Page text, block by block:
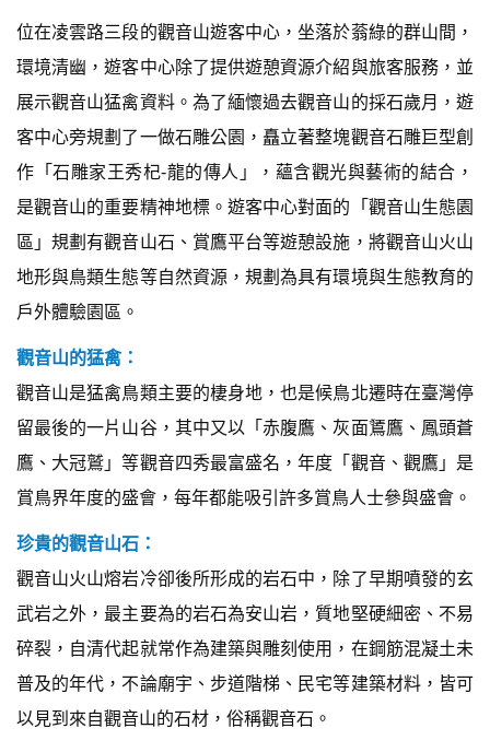
位在凌雲路三段的觀音山遊客中心，坐落於蓊綠的群山間，
環境清幽，遊客中心除了提供遊憩資源介紹與旅客服務，並
展示觀音山猛禽資料。為了緬懷過去觀音山的採石歲月，遊
客中心旁規劃了一做石雕公園，矗立著整塊觀音石雕巨型創
作「石雕家王秀杞-龍的傳人」，蘊含觀光與藝術的結合，
是觀音山的重要精神地標。遊客中心對面的「觀音山生態園
區」規劃有觀音山石、賞鷹平台等遊憩設施，將觀音山火山
地形與鳥類生態等自然資源，規劃為具有環境與生態教育的
戶外體驗園區。
觀音山的猛禽：
觀音山是猛禽鳥類主要的棲身地，也是候鳥北遷時在臺灣停
留最後的一片山谷，其中又以「赤腹鷹、灰面鵟鷹、鳳頭蒼
鷹、大冠鷲」等觀音四秀最富盛名，年度「觀音、觀鷹」是
賞鳥界年度的盛會，每年都能吸引許多賞鳥人士參與盛會。
珍貴的觀音山石：
觀音山火山熔岩冷卻後所形成的岩石中，除了早期噴發的玄
武岩之外，最主要為的岩石為安山岩，質地堅硬細密、不易
碎裂，自清代起就常作為建築與雕刻使用，在鋼筋混凝土未
普及的年代，不論廟宇、步道階梯、民宅等建築材料，皆可
以見到來自觀音山的石材，俗稱觀音石。